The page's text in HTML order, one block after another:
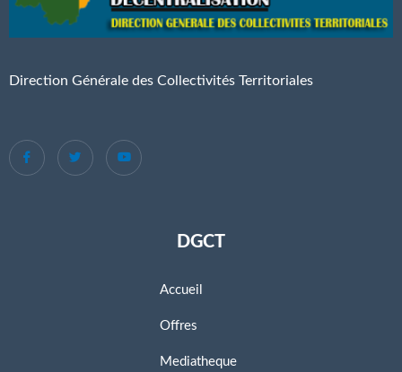
Direction Générale des Collectivités Territoriales
DGCT
Accueil
Offres
Mediatheque